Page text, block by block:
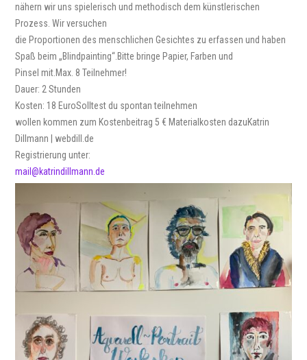
nähern wir uns spielerisch und methodisch dem künstlerischen
Prozess. Wir versuchen
die Proportionen des menschlichen Gesichtes zu erfassen und haben
Spaß beim „Blindpainting“.Bitte bringe Papier, Farben und
Pinsel mit.Max. 8 Teilnehmer!
Dauer: 2 Stunden
Kosten: 18 EuroSolltest du spontan teilnehmen
wollen kommen zum Kostenbeitrag 5 € Materialkosten dazuKatrin
Dillmann | webdill.de
Registrierung unter:
mail@katrindillmann.de